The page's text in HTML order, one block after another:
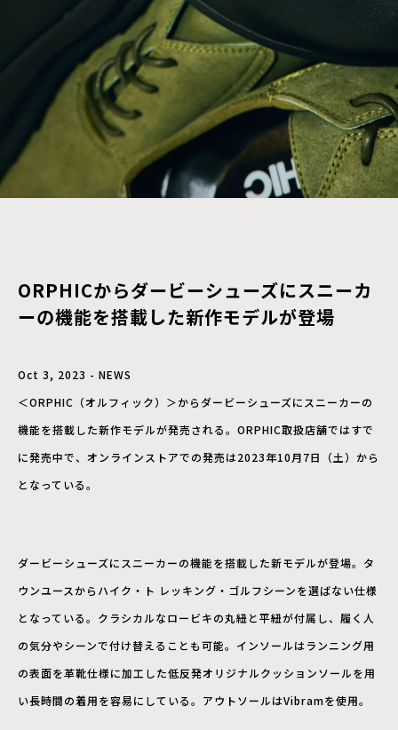
ORPHICからダービーシューズにスニーカ
ーの機能を搭載した新作モデルが登場
Oct 3, 2023 - NEWS
＜ORPHIC（オルフィック）＞からダービーシューズにスニーカーの
機能を搭載した新作モデルが発売される。ORPHIC取扱店舗ではすで
に発売中で、オンラインストアでの発売は2023年10月7日（土）から
となっている。
ダービーシューズにスニーカーの機能を搭載した新モデルが登場。タ
ウンユースからハイク・ト レッキング・ゴルフシーンを選ばない仕様
となっている。クラシカルなロービキの丸紐と平紐が付属し、履く人
の気分やシーンで付け替えることも可能。インソールはランニング用
の表面を革靴仕様に加工した低反発オリジナルクッションソールを用
い長時間の着用を容易にしている。アウトソールはVibramを使用。